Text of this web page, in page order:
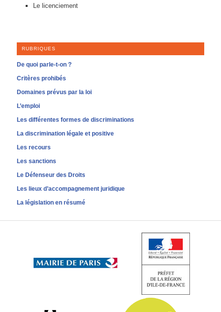
Le licenciement
RUBRIQUES
De quoi parle-t-on ?
Critères prohibés
Domaines prévus par la loi
L’emploi
Les différentes formes de discriminations
La discrimination légale et positive
Les recours
Les sanctions
Le Défenseur des Droits
Les lieux d’accompagnement juridique
La législation en résumé